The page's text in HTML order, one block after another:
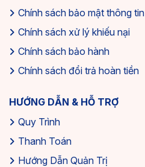
Chính sách bảo mật thông tin
Chính sách xử lý khiếu nại
Chính sách bảo hành
Chính sách đổi trả hoàn tiền
HƯỚNG DẪN & HỖ TRỢ
Quy Trình
Thanh Toán
Hướng Dẫn Quản Trị